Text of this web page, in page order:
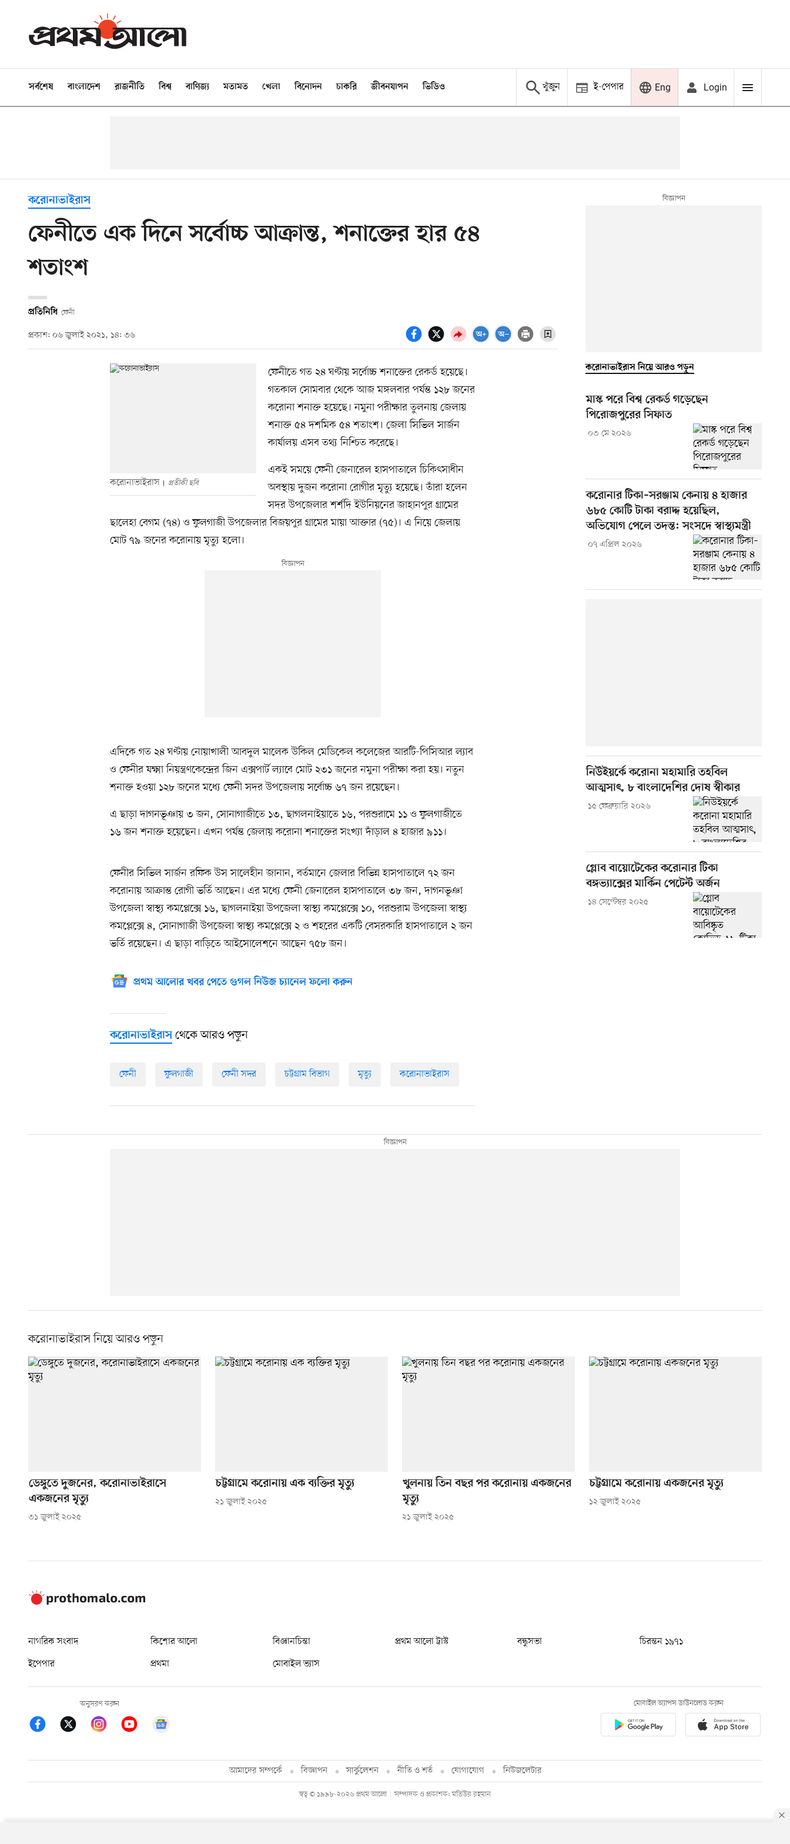
সর্বশেষ বাংলাদেশ রাজনীতি বিশ্ব বাণিজ্য মতামত খেলা বিনোদন চাকরি জীবনযাপন ভিডিও খুঁজুন ই-পেপার Eng Login
করোনাভাইরাস
ফেনীতে এক দিনে সর্বোচ্চ আক্রান্ত, শনাক্তের হার ৫৪
শতাংশ
প্রতিনিধি ফেনী
প্রকাশ: ০৬ জুলাই ২০২১, ১৪: ৩৬
করোনাভাইরাস প্রতীকী ছবি
ফেনীতে গত ২৪ ঘণ্টায় সর্বোচ্চ শনাক্তের রেকর্ড হয়েছে।
গতকাল সোমবার থেকে আজ মঙ্গলবার পর্যন্ত ১২৮ জনের
করোনা শনাক্ত হয়েছে। নমুনা পরীক্ষার তুলনায় জেলায়
শনাক্ত ৫৪ দশমিক ৫৪ শতাংশ। জেলা সিভিল সার্জন
কার্যালয় এসব তথ্য নিশ্চিত করেছে।
একই সময়ে ফেনী জেনারেল হাসপাতালে চিকিৎসাধীন
অবস্থায় দুজন করোনা রোগীর মৃত্যু হয়েছে। তাঁরা হলেন
সদর উপজেলার শর্শদি ইউনিয়নের জাহানপুর গ্রামের
ছালেহা বেগম (৭৪) ও ফুলগাজী উপজেলার বিজয়পুর গ্রামের মায়া আক্তার (৭৫)। এ নিয়ে জেলায়
মোট ৭৯ জনের করোনায় মৃত্যু হলো।
এদিকে গত ২৪ ঘণ্টায় নোয়াখালী আবদুল মালেক উকিল মেডিকেল কলেজের আরটি-পিসিআর ল্যাব
ও ফেনীর যক্ষ্মা নিয়ন্ত্রণকেন্দ্রের জিন এক্সপার্ট ল্যাবে মোট ২৩১ জনের নমুনা পরীক্ষা করা হয়। নতুন
শনাক্ত হওয়া ১২৮ জনের মধ্যে ফেনী সদর উপজেলায় সর্বোচ্চ ৬৭ জন রয়েছেন।
এ ছাড়া দাগনভূঞায় ৩ জন, সোনাগাজীতে ১৩, ছাগলনাইয়াতে ১৬, পরশুরামে ১১ ও ফুলগাজীতে
১৬ জন শনাক্ত হয়েছেন। এখন পর্যন্ত জেলায় করোনা শনাক্তের সংখ্যা দাঁড়াল ৪ হাজার ৯১১।
ফেনীর সিভিল সার্জন রফিক উস সালেহীন জানান, বর্তমানে জেলার বিভিন্ন হাসপাতালে ৭২ জন
করোনায় আক্রান্ত রোগী ভর্তি আছেন। এর মধ্যে ফেনী জেনারেল হাসপাতালে ৩৮ জন, দাগনভূঞা
উপজেলা স্বাস্থ্য কমপ্লেক্সে ১৬, ছাগলনাইয়া উপজেলা স্বাস্থ্য কমপ্লেক্সে ১০, পরশুরাম উপজেলা স্বাস্থ্য
কমপ্লেক্সে ৪, সোনাগাজী উপজেলা স্বাস্থ্য কমপ্লেক্সে ২ ও শহরের একটি বেসরকারি হাসপাতালে ২ জন
ভর্তি রয়েছেন। এ ছাড়া বাড়িতে আইসোলেশনে আছেন ৭৫৮ জন।
প্রথম আলোর খবর পেতে গুগল নিউজ চ্যানেল ফলো করুন
করোনাভাইরাস থেকে আরও পড়ুন
ফেনী ফুলগাজী ফেনী সদর চট্টগ্রাম বিভাগ মৃত্যু করোনাভাইরাস
করোনাভাইরাস নিয়ে আরও পড়ুন
মাস্ক পরে বিশ্ব রেকর্ড গড়েছেন
পিরোজপুরের সিফাত
০৩ মে ২০২৬
করোনার টিকা–সরঞ্জাম কেনায় ৪ হাজার
৬৮৫ কোটি টাকা বরাদ্দ হয়েছিল,
অভিযোগ পেলে তদন্ত: সংসদে স্বাস্থ্যমন্ত্রী
০৭ এপ্রিল ২০২৬
নিউইয়র্কে করোনা মহামারি তহবিল
আত্মসাৎ, ৮ বাংলাদেশির দোষ স্বীকার
১৫ ফেব্রুয়ারি ২০২৬
গ্লোব বায়োটেকের করোনার টিকা
বঙ্গভ্যাক্সের মার্কিন পেটেন্ট অর্জন
১৪ সেপ্টেম্বর ২০২৫
করোনাভাইরাস নিয়ে আরও পড়ুন
ডেঙ্গুতে দুজনের, করোনাভাইরাসে
একজনের মৃত্যু
৩১ জুলাই ২০২৫
চট্টগ্রামে করোনায় এক ব্যক্তির মৃত্যু
২১ জুলাই ২০২৫
খুলনায় তিন বছর পর করোনায় একজনের
মৃত্যু
২১ জুলাই ২০২৫
চট্টগ্রামে করোনায় একজনের মৃত্যু
১২ জুলাই ২০২৫
নাগরিক সংবাদ কিশোর আলো বিজ্ঞানচিন্তা প্রথম আলো ট্রাস্ট বন্ধুসভা
চিরন্তন ১৯৭১
ইপেপার
প্রথমা মোবাইল ভ্যাস
অনুসরণ করুন মোবাইল অ্যাপস ডাউনলোড করুন
আমাদের সম্পর্কে বিজ্ঞাপন সার্কুলেশন নীতি ও শর্ত যোগাযোগ নিউজলেটার
স্বত্ব © ১৯৯৮-২০২৬ প্রথম আলো সম্পাদক ও প্রকাশক: মতিউর রহমান